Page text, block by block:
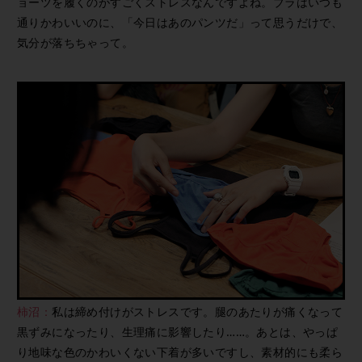
通りかわいいのに、「今日はあのパンツだ」って思うだけで、
気分が落ちちゃって。
柿沼： 私は締め付けがストレスです。腿のあたりが痛くなって
黒ずみになったり、生理痛に影響したり……。あとは、やっぱ
り地味な色のかわいくない下着が多いですし、素材的にも柔ら